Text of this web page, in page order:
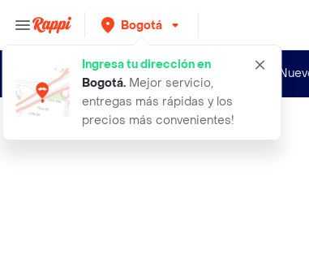
Bogotá
Ingresa tu dirección en
Bogotá. Mejor servicio,
entregas más rápidas y los
precios más convenientes!
1hora 65w cargador tipo c carga rap